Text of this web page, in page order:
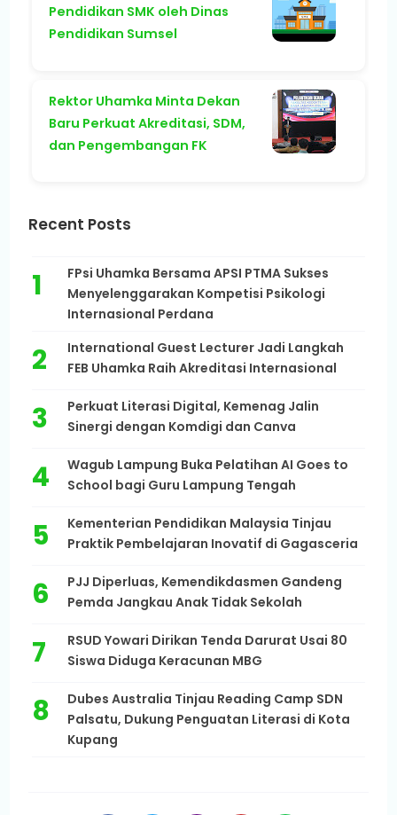
Pendidikan SMK oleh Dinas
Pendidikan Sumsel
Rektor Uhamka Minta Dekan
Baru Perkuat Akreditasi, SDM,
dan Pengembangan FK
Recent Posts
FPsi Uhamka Bersama APSI PTMA Sukses
Menyelenggarakan Kompetisi Psikologi
Internasional Perdana
International Guest Lecturer Jadi Langkah
FEB Uhamka Raih Akreditasi Internasional
Perkuat Literasi Digital, Kemenag Jalin
Sinergi dengan Komdigi dan Canva
Wagub Lampung Buka Pelatihan AI Goes to
School bagi Guru Lampung Tengah
Kementerian Pendidikan Malaysia Tinjau
Praktik Pembelajaran Inovatif di Gagasceria
PJJ Diperluas, Kemendikdasmen Gandeng
Pemda Jangkau Anak Tidak Sekolah
RSUD Yowari Dirikan Tenda Darurat Usai 80
Siswa Diduga Keracunan MBG
Dubes Australia Tinjau Reading Camp SDN
Palsatu, Dukung Penguatan Literasi di Kota
Kupang